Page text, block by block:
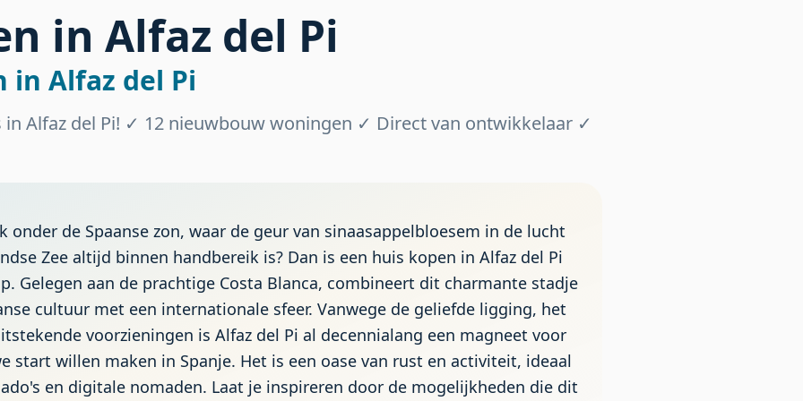
in Alfaz del Pi
in Alfaz del Pi
Alfaz del Pi! ✓ 12 nieuwbouw woningen ✓ Direct van ontwikkelaar ✓
onder de Spaanse zon, waar de geur van sinaasappelbloesem in de lucht
Zee altijd binnen handbereik is? Dan is een huis kopen in Alfaz del Pi
Gelegen aan de prachtige Costa Blanca, combineert dit charmante stadje
cultuur met een internationale sfeer. Vanwege de geliefde ligging, het
voorzieningen is Alfaz del Pi al decennialang een magneet voor
start willen maken in Spanje. Het is een oase van rust en activiteit, ideaal
en digitale nomaden. Laat je inspireren door de mogelijkheden die dit